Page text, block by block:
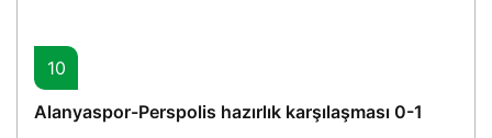
10
Alanyaspor-Perspolis hazırlık karşılaşması 0-1